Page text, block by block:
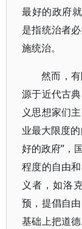
最好的政府
是指统治者
施统治。
然而，
源于近代古
义思想家们
业最大限度
好的政府”，
程度的自由
义者，如洛
预，提倡自
基础上把道